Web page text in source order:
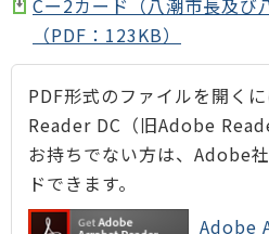
（PDF：123KB）
PDF形式のファイルを開く
Reader DC（旧Adobe
お持ちでない方は、Adobe
ドできます。
Adobe